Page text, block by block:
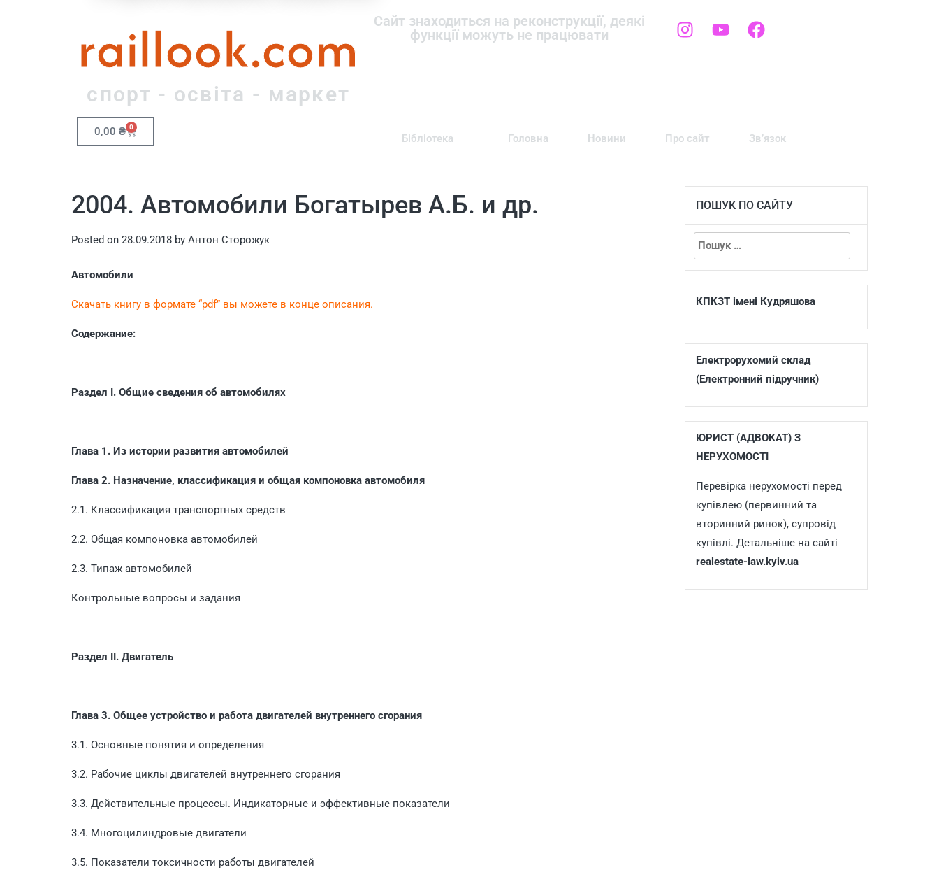
raillook.com
спорт - освіта - маркет
Сайт знаходиться на реконструкції, деякі
функції можуть не працювати
0,00 ₴ 0
Бібліотека Головна Новини Про сайт Зв’язок
2004. Автомобили Богатырев А.Б. и др.
Posted on 28.09.2018 by Антон Сторожук
Автомобили
Скачать книгу в формате “pdf” вы можете в конце описания.
Содержание:
Раздел I. Общие сведения об автомобилях
Глава 1. Из истории развития автомобилей
Глава 2. Назначение, классификация и общая компоновка автомобиля
2.1. Классификация транспортных средств
2.2. Общая компоновка автомобилей
2.3. Типаж автомобилей
Контрольные вопросы и задания
Раздел II. Двигатель
Глава 3. Общее устройство и работа двигателей внутреннего сгорания
3.1. Основные понятия и определения
3.2. Рабочие циклы двигателей внутреннего сгорания
3.3. Действительные процессы. Индикаторные и эффективные показатели
3.4. Многоцилиндровые двигатели
3.5. Показатели токсичности работы двигателей
ПОШУК ПО САЙТУ
КПКЗТ імені Кудряшова
Електрорухомий склад
(Електронний підручник)
ЮРИСТ (АДВОКАТ) З
НЕРУХОМОСТІ
Перевірка нерухомості перед
купівлею (первинний та
вторинний ринок), супровід
купівлі. Детальніше на сайті
realestate-law.kyiv.ua